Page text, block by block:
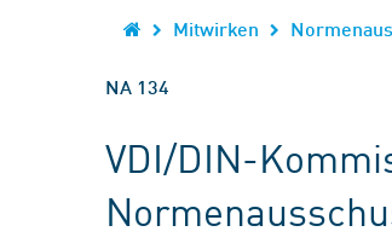
Mitwirken
NA 134
VDI/DIN-